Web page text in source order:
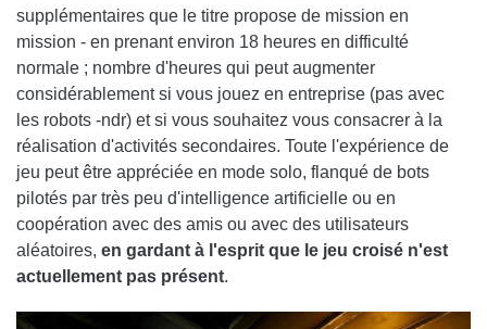
supplémentaires que le titre propose de mission en
mission - en prenant environ 18 heures en difficulté
normale ; nombre d'heures qui peut augmenter
considérablement si vous jouez en entreprise (pas avec
les robots -ndr) et si vous souhaitez vous consacrer à la
réalisation d'activités secondaires. Toute l'expérience de
jeu peut être appréciée en mode solo, flanqué de bots
pilotés par très peu d'intelligence artificielle ou en
coopération avec des amis ou avec des utilisateurs
aléatoires, en gardant à l'esprit que le jeu croisé n'est
actuellement pas présent.